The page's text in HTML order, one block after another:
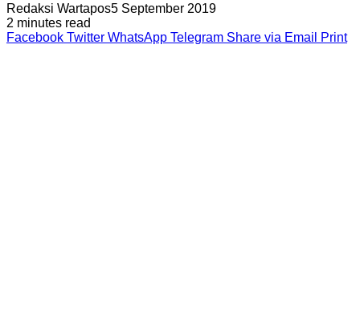
Redaksi Wartapos5 September 2019
2 minutes read
Facebook Twitter WhatsApp Telegram Share via Email Print